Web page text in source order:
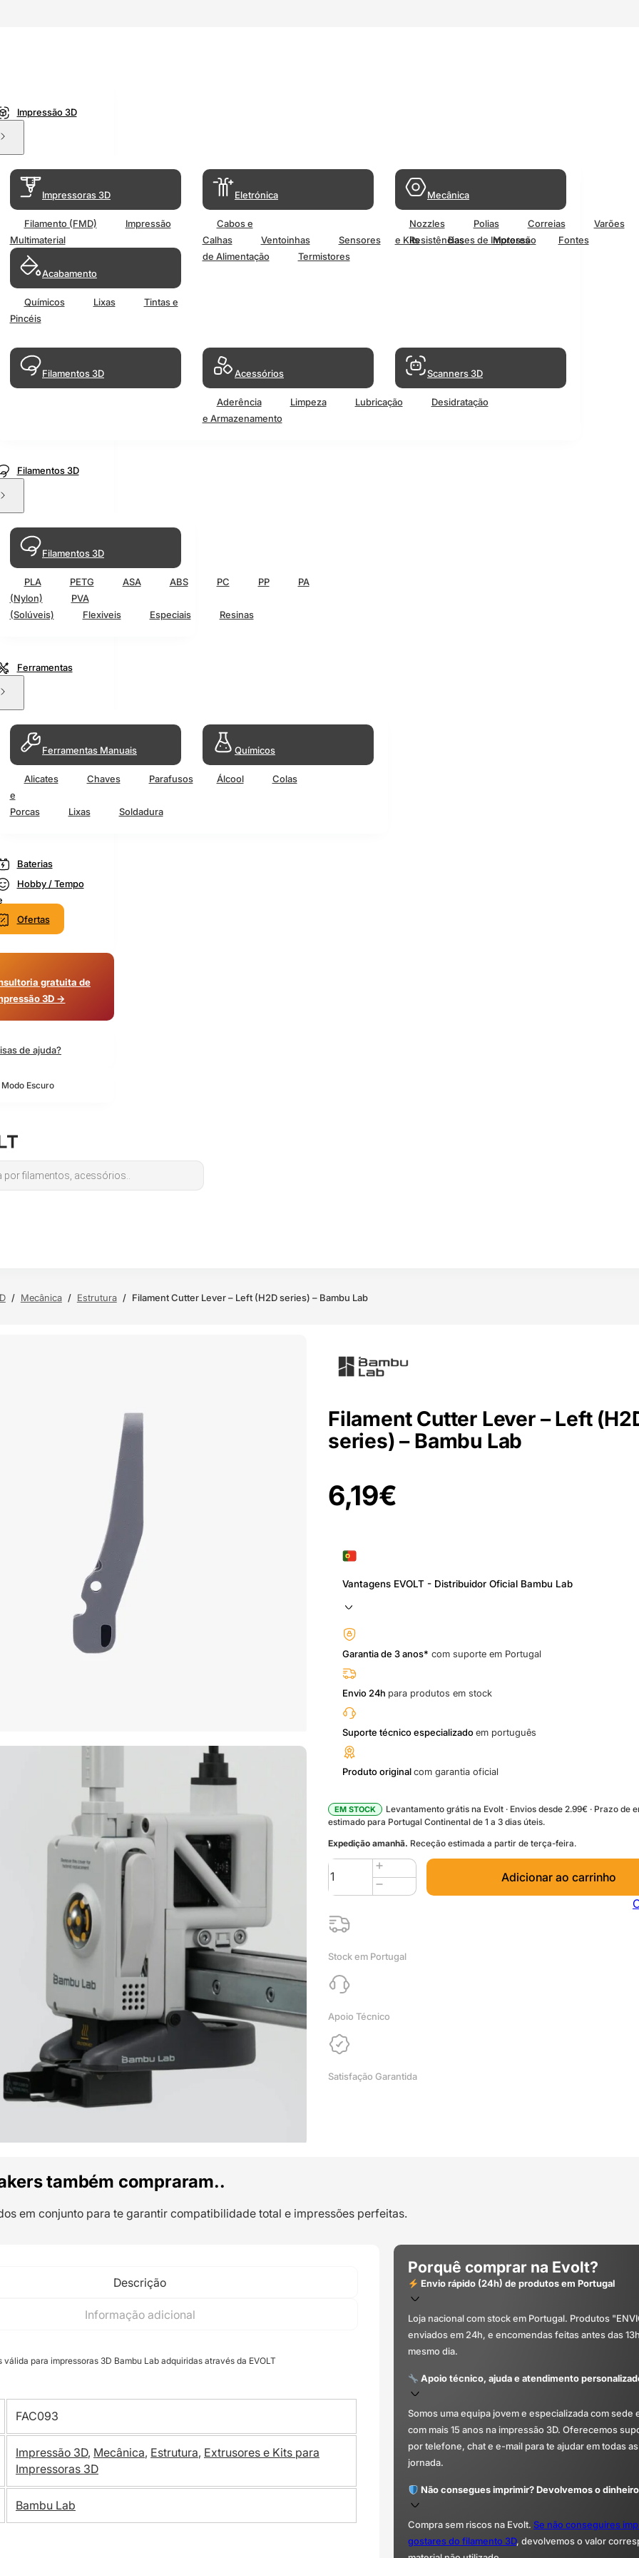
Impressão 3D
Impressoras 3D
Filamento (FMD)
Impressão
Multimaterial
Acabamento
Químicos Lixas
Tintas e
Pincéis
Eletrónica
Cabos e
Calhas
Ventoinhas Sensores Resistências Motores
Fontes
de Alimentação
Termistores
Mecânica
Nozzles Polias Correias
Varões
e Kits
Bases de Impressão
Filamentos 3D Acessórios
Aderência Limpeza Lubricação
Desidratação
e Armazenamento
Scanners 3D
Filamentos 3D
Filamentos 3D
PLA PETG ASA ABS PC PP
PA
(Nylon)
PVA
(Solúveis)
Flexiveis Especiais Resinas
Ferramentas
Ferramentas Manuais
Alicates Chaves
Parafusos
e
Porcas
Lixas Soldadura
Químicos
Álcool Colas
Baterias
Hobby / Tempo
Ofertas
gratuita de
3D →
de ajuda?
Escuro
/ Mecânica / Estrutura / Filament Cutter Lever – Left (H2D series) – Bambu Lab
Filament Cutter Lever – Left
series) – Bambu Lab
6,19€
Vantagens EVOLT - Distribuidor Oficial Bambu Lab
Garantia de 3 anos* com suporte em Portugal
Envio 24h para produtos em stock
Suporte técnico especializadoem português
Produto originalcom garantia oficial
EM STOCK
Levantamento grátis na Evolt · Envios desde 2.99€ · Prazo de
estimado para Portugal Continental de 1 a 3 dias úteis.
Expedição amanhã. Receção estimada a partir de terça-feira.
Quantidade
de
Filament
Cutter
Lever
Left
(H2D
series)
-
Lab
Adicionar ao carrinho
Stock em Portugal
Apoio Técnico
Satisfação Garantida
também compraram..
em conjunto para te garantir compatibilidade total e impressões perfeitas.
Descrição
Informação adicional
para impressoras 3D Bambu Lab adquiridas através da EVOLT
FAC093
Impressão 3D, Mecânica, Estrutura, Extrusores e Kits para
Impressoras 3D
Bambu Lab
Porquê comprar na Evolt?
Envio rápido (24h) de produtos em Portugal
Loja nacional com stock em Portugal. Produtos
enviados em 24h, e encomendas feitas antes das
mesmo dia.
Apoio técnico, ajuda e atendimento
Somos uma equipa jovem e especializada com sede
com mais 15 anos na impressão 3D. Oferecemos
por telefone, chat e e-mail para te ajudar em todas
jornada.
Não consegues imprimir? Devolvemos o
Compra sem riscos na Evolt. Se não conseguires
gostares do filamento 3D, devolvemos o valor